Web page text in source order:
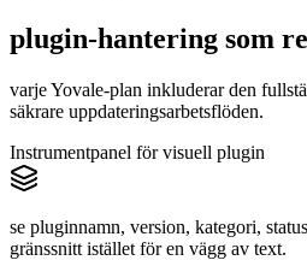
plugin-hantering som
varje Yovale-plan inkluderar den
säkrare uppdateringsarbetsflöden.
Instrumentpanel för visuell plugin
se pluginnamn, version, kategori,
gränssnitt istället för en vägg av text.